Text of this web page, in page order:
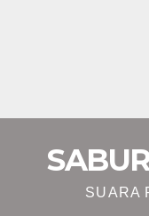
SUARA